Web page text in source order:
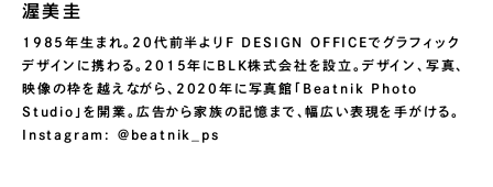
渥美圭
1985年生まれ。20代前半よりF DESIGN OFFICEでグラフィック
デザインに携わる。2015年にBLK株式会社を設立。デザイン、写真、
映像の枠を越えながら、2020年に写真館「Beatnik Photo
Studio」を開業。広告から家族の記憶まで、幅広い表現を手がける。
Instagram: @beatnik_ps